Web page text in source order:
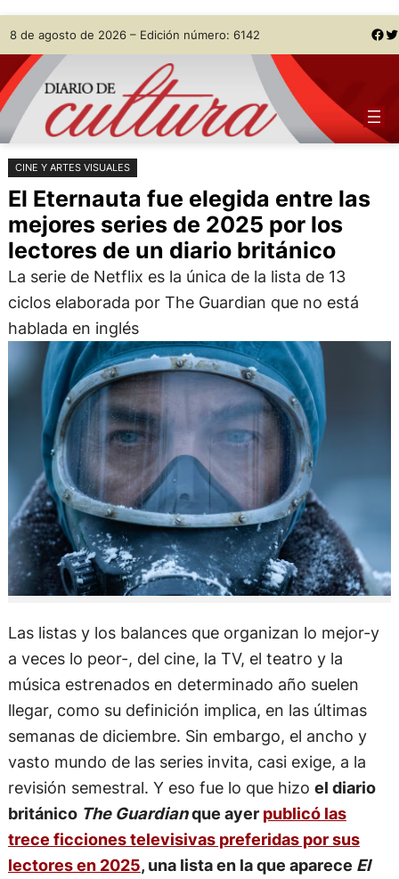
Saltar
al
contenido
Skip
to
content
8 de agosto de 2026 – Edición número: 6142 Facebook Twitter
CINE Y ARTES VISUALES
El Eternauta fue elegida entre las
mejores series de 2025 por los
lectores de un diario británico
La serie de Netflix es la única de la lista de 13
ciclos elaborada por The Guardian que no está
hablada en inglés
Las listas y los balances que organizan lo mejor-y
a veces lo peor-, del cine, la TV, el teatro y la
música estrenados en determinado año suelen
llegar, como su definición implica, en las últimas
semanas de diciembre. Sin embargo, el ancho y
vasto mundo de las series invita, casi exige, a la
revisión semestral. Y eso fue lo que hizo el diario
británico The Guardianque ayer publicó las
trece ficciones televisivas preferidas por sus
lectores en 2025, una lista en la que aparece El